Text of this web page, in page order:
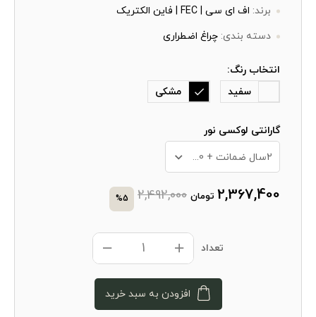
برند: اف ای سی | FEC | فاین الکتریک
دسته بندی: چراغ اضطراری
انتخاب رنگ:
سفید
مشکی
گارانتی لوکسی نور
2سال ضمانت + 10 سال خدمات پس از فروش
2,367,400 تومان 2,492,000
%5
تعداد
افزودن به سبد خرید